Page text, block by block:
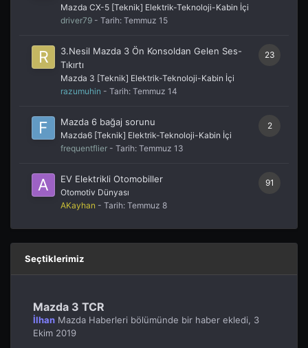
Mazda CX-5 [Teknik] Elektrik-Teknoloji-Kabin İçi
driver79 - Tarih: Temmuz 15
23
3.Nesil Mazda 3 Ön Konsoldan Gelen Ses-
Tıkırtı
Mazda 3 [Teknik] Elektrik-Teknoloji-Kabin İçi
razumuhin - Tarih: Temmuz 14
2
Mazda 6 bağaj sorunu
Mazda6 [Teknik] Elektrik-Teknoloji-Kabin İçi
frequentflier - Tarih: Temmuz 13
91
EV Elektrikli Otomobiller
Otomotiv Dünyası
AKayhan - Tarih: Temmuz 8
Seçtiklerimiz
Mazda 3 TCR
İlhan Mazda Haberleri bölümünde bir haber ekledi, 3
Ekim 2019